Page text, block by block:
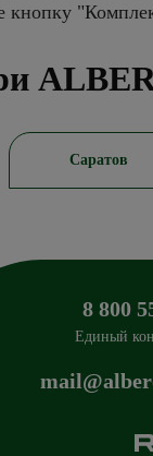
кнопку
Саратов
8 800
Единый